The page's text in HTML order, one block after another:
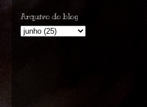
Arquivo do blog